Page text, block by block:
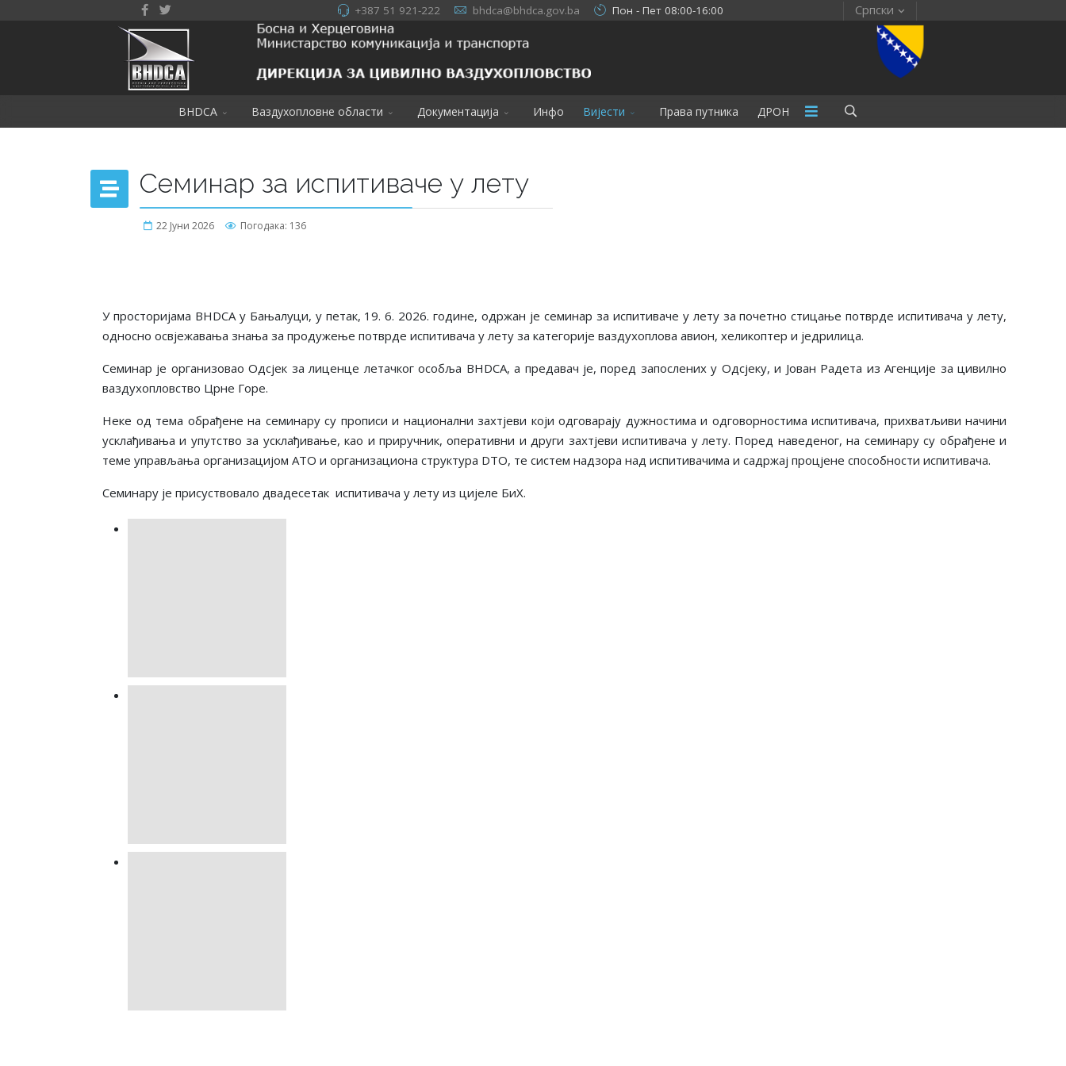
+387 51 921-222 bhdca@bhdca.gov.ba Пон - Пет 08:00-16:00 Српски
BHDCA Ваздухопловне области Документација Инфо Вијести Права путника ДРОН
Семинар за испитиваче у лету
22 Јуни 2026 Погодака: 136
У просторијама BHDCA у Бањалуци, у петак, 19. 6. 2026. године, одржан је семинар за испитиваче у лету за почетно стицање потврде испитивача у лету,
односно освјежавања знања за продужење потврде испитивача у лету за категорије ваздухоплова авион, хеликоптер и једрилица.
Семинар је организовао Одсјек за лиценце летачког особља BHDCA, а предавач је, поред запослених у Одсјеку, и Јован Радета из Агенције за цивилно
ваздухопловство Црне Горе.
Неке од тема обрађене на семинару су прописи и национални захтјеви који одговарају дужностима и одговорностима испитивача, прихватљиви начини
усклађивања и упутство за усклађивање, као и приручник, оперативни идруги захтјеви испитивача у лету. Поред наведеног, на семинару су обрађене и
теме управљања организацијом ATO и организациона структура DTO, те систем надзора над испитивачима и садржај процјене способности испитивача.
Семинару је присуствовало двадесетак испитивача у лету из цијеле БиХ.